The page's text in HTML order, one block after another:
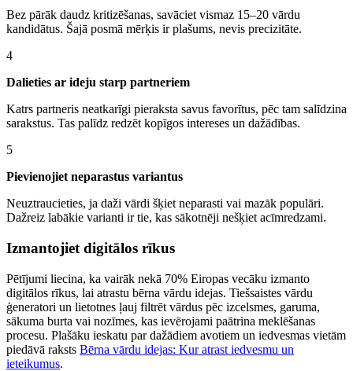
Bez pārāk daudz kritizēšanas, savāciet vismaz 15–20 vārdu
kandidātus. Šajā posmā mērķis ir plašums, nevis precizitāte.
4
Dalieties ar ideju starp partneriem
Katrs partneris neatkarīgi pieraksta savus favorītus, pēc tam salīdzina
sarakstus. Tas palīdz redzēt kopīgos intereses un dažādības.
5
Pievienojiet neparastus variantus
Neuztraucieties, ja daži vārdi šķiet neparasti vai mazāk populāri.
Dažreiz labākie varianti ir tie, kas sākotnēji nešķiet acīmredzami.
Izmantojiet digitālos rīkus
Pētījumi liecina, ka vairāk nekā 70% Eiropas vecāku izmanto
digitālos rīkus, lai atrastu bērna vārdu idejas. Tiešsaistes vārdu
ģeneratori un lietotnes ļauj filtrēt vārdus pēc izcelsmes, garuma,
sākuma burta vai nozīmes, kas ievērojami paātrina meklēšanas
procesu. Plašāku ieskatu par dažādiem avotiem un iedvesmas vietām
piedāvā raksts Bērna vārdu idejas: Kur atrast iedvesmu un
ieteikumus.